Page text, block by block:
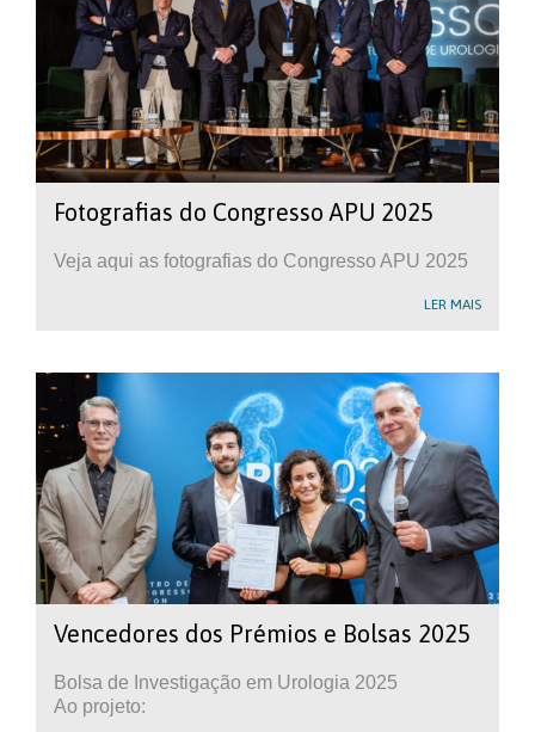
Fotografias do Congresso APU 2025
Veja aqui as fotografias do Congresso APU 2025
LER MAIS
Vencedores dos Prémios e Bolsas 2025
Bolsa de Investigação em Urologia 2025
Ao projeto: